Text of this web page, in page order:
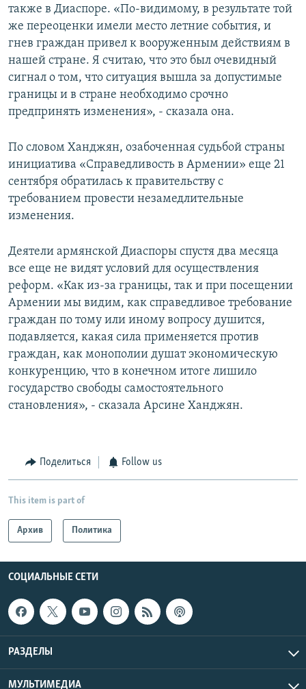
также в Диаспоре. «По-видимому, в результате той
же переоценки имели место летние события, и
гнев граждан привел к вооруженным действиям в
нашей стране. Я считаю, что это был очевидный
сигнал о том, что ситуация вышла за допустимые
границы и в стране необходимо срочно
предпринять изменения», - сказала она.
По словом Ханджян, озабоченная судьбой страны
инициатива «Справедливость в Армении» еще 21
сентября обратилась к правительству с
требованием провести незамедлительные
изменения.
Деятели армянской Диаспоры спустя два месяца
все еще не видят условий для осуществления
реформ. «Как из-за границы, так и при посещении
Армении мы видим, как справедливое требование
граждан по тому или иному вопросу душится,
подавляется, какая сила применяется против
граждан, как монополии душат экономическую
конкуренцию, что в конечном итоге лишило
государство свободы самостоятельного
становления», - сказала Арсине Ханджян.
Поделиться Follow us
This item is part of
Архив Политика
СОЦИАЛЬНЫЕ СЕТИ
РАЗДЕЛЫ
МУЛЬТИМЕДИА